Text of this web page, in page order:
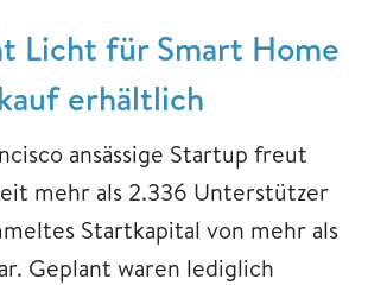
Licht für Smart Home
erhältlich
ansässige Startup freut
mehr als 2.336 Unterstützer
Startkapital von mehr als
Geplant waren lediglich